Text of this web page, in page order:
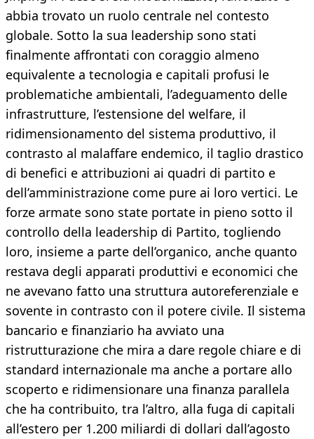
abbia trovato un ruolo centrale nel contesto
globale. Sotto la sua leadership sono stati
finalmente affrontati con coraggio almeno
equivalente a tecnologia e capitali profusi le
problematiche ambientali, l’adeguamento delle
infrastrutture, l’estensione del welfare, il
ridimensionamento del sistema produttivo, il
contrasto al malaffare endemico, il taglio drastico
di benefici e attribuzioni ai quadri di partito e
dell’amministrazione come pure ai loro vertici. Le
forze armate sono state portate in pieno sotto il
controllo della leadership di Partito, togliendo
loro, insieme a parte dell’organico, anche quanto
restava degli apparati produttivi e economici che
ne avevano fatto una struttura autoreferenziale e
sovente in contrasto con il potere civile. Il sistema
bancario e finanziario ha avviato una
ristrutturazione che mira a dare regole chiare e di
standard internazionale ma anche a portare allo
scoperto e ridimensionare una finanza parallela
che ha contribuito, tra l’altro, alla fuga di capitali
all’estero per 1.200 miliardi di dollari dall’agosto